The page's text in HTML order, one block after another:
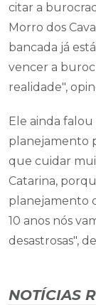
citar a
Morro dos
bancada já
vencer a
realidade",
Ele ainda
planejamento
que cuidar
Catarina,
planejamento
10 anos nós
desastrosas",
NOTÍCIAS